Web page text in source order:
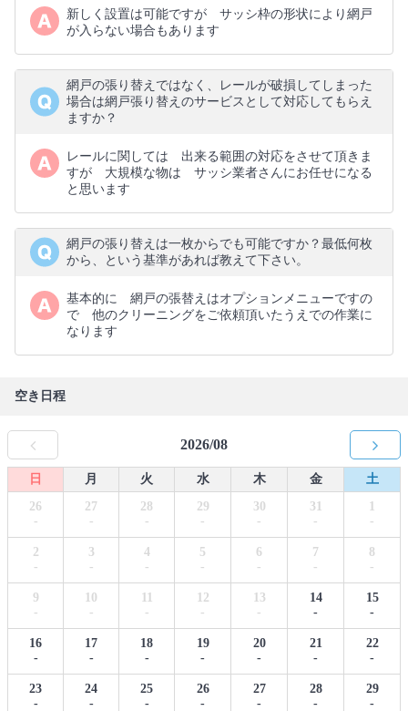
新しく設置は可能ですが サッシ枠の形状により網戸
が入らない場合もあります
網戸の張り替えではなく、レールが破損してしまった
場合は網戸張り替えのサービスとして対応してもらえ
ますか？
レールに関しては 出来る範囲の対応をさせて頂きま
すが 大規模な物は サッシ業者さんにお任せになる
と思います
網戸の張り替えは一枚からでも可能ですか？最低何枚
から、という基準があれば教えて下さい。
基本的に 網戸の張替えはオプションメニューですの
で 他のクリーニングをご依頼頂いたうえでの作業に
なります
空き日程
2026/08
日 月 火 水 木 金
土
26
-
27
-
28
-
29
-
30
-
31
-
1
-
2
-
3
-
4
-
5
-
6
-
7
-
8
-
9
-
10
-
11
-
12
-
13
-
14
-
15
-
16
-
17
-
18
-
19
-
20
-
21
-
22
-
23
-
24
-
25
-
26
-
27
-
28
-
29
-